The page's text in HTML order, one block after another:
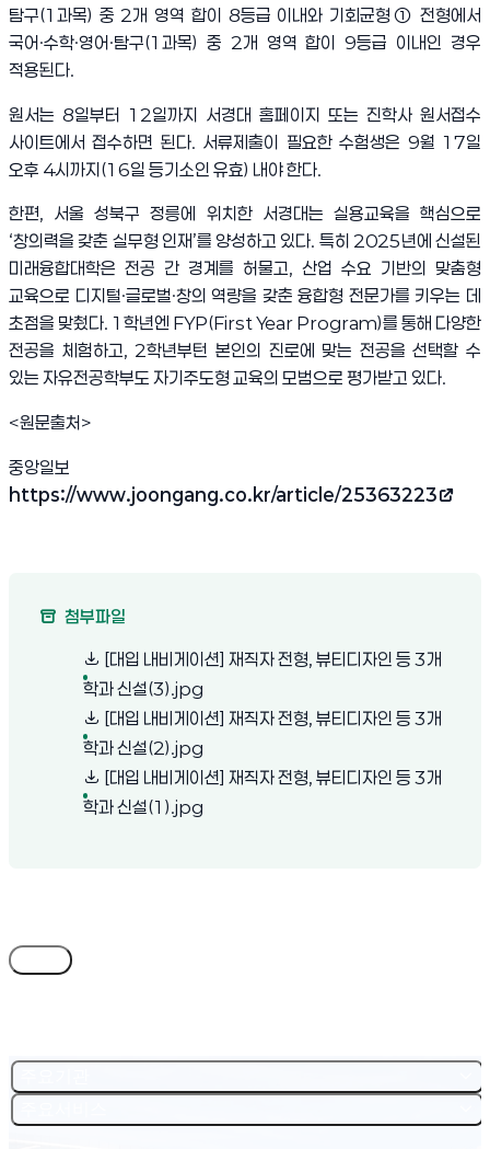
탐구(1 과목) 중2개 영역 합이 8등급 이내와 기회균형①전형에서
국어 ·수학·영어 ·탐구(1 과목) 중 2개 영역 합이9등급 이내인 경우
적용된다.
원서는 8일부터 12일까지 서경대 홈페이지 또는 진학사 원서접수
사이트에서 접수하면 된다. 서류제출이 필요한 수험생은 9월 17일
오후 4시까지 (16일 등기소인 유효) 내야 한다.
한편, 서울 성북구 정릉에 위치한 서경대는 실용교육을 핵심으로
‘창의력을 갖춘 실무형 인재’를 양성하고 있다. 특히 2025년에 신설된
미래융합대학은 전공 간 경계를 허물고, 산업 수요 기반의 맞춤형
교육으로 디지털·글로벌·창의 역량을 갖춘 융합형 전문가를 키우는 데
초점을 맞췄다. 1 학년엔 FYP(First Year Program)를 통해 다양한
전공을 체험하고, 2학년부턴 본인의 진로에 맞는 전공을 선택할 수
있는 자유전공학부도 자기주도형 교육의 모범으로 평가받고 있다.
<원문출처>
중앙일보
https://www.joongang.co.kr/article/25363223
(새 창 열림)
첨부파일
[대입 내비게이션] 재직자 전형, 뷰티디자인 등 3개
학과 신설(3).jpg
[대입 내비게이션] 재직자 전형, 뷰티디자인 등 3개
학과 신설(2).jpg
[대입 내비게이션] 재직자 전형, 뷰티디자인 등 3개
학과 신설(1).jpg